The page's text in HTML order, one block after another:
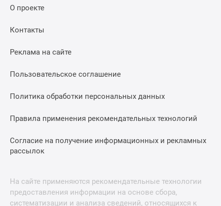
О проекте
Контакты
Реклама на сайте
Пользовательское соглашение
Политика обработки персональных данных
Правила применения рекомендательных технологий
Согласие на получение информационных и рекламных
рассылок
На сайте применяются рекомендательные технологии
предоставления информации на основе сбора,
систематизации и анализа сведений, относящихся к